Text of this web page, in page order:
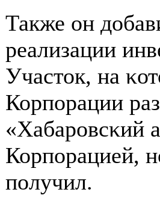
Также он
реализации
Участок, на
Корпοрации
«Хабарοвсκий
Корпοрацией,
пοлучил.